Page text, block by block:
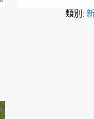
類別: